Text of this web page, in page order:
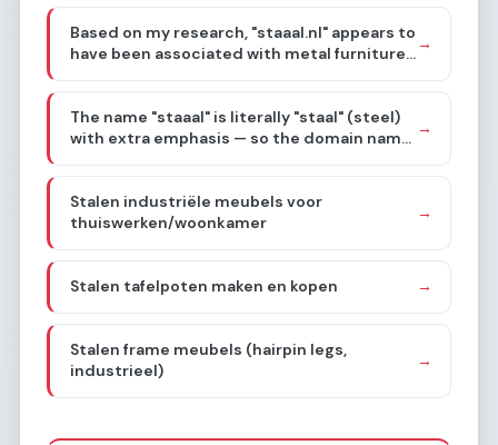
was known for, which will guide my content
strategy. I'll search for relevant information
online.
Based on my research, "staaal.nl" appears to
have been associated with metal furniture
other materials in a "metalstyling"
approach. The brief confirms this. Now I
need to choose a sub-sub-niche.
→
The name "staaal" is literally "staal" (steel)
with extra emphasis — so the domain name
the "metalen meubels en designobjecten"
history, I need to go deep into one specific
thing.
→
Stalen industriële meubels voor
thuiswerken/woonkamer
→
Stalen tafelpoten maken en kopen →
Stalen frame meubels (hairpin legs,
industrieel)
→